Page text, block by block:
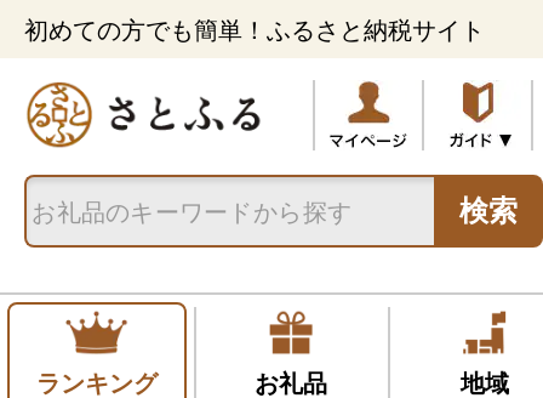
初めての方でも簡単！ふるさと納税サイト
検索
ランキング お礼品 地域